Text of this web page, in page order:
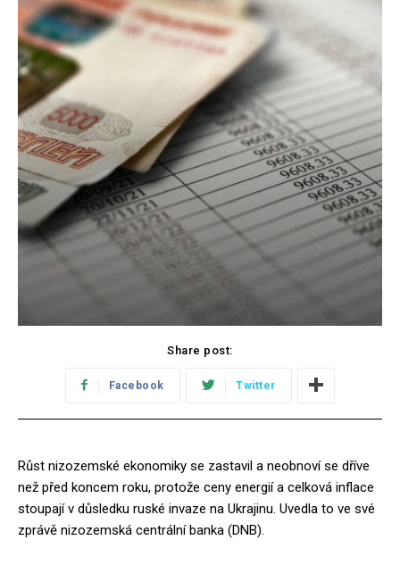
Share post:
Facebook Twitter
Růst nizozemské ekonomiky se zastavil a neobnoví se dříve
než před koncem roku, protože ceny energií a celková inflace
stoupají v důsledku ruské invaze na Ukrajinu. Uvedla to ve své
zprávě nizozemská centrální banka (DNB).